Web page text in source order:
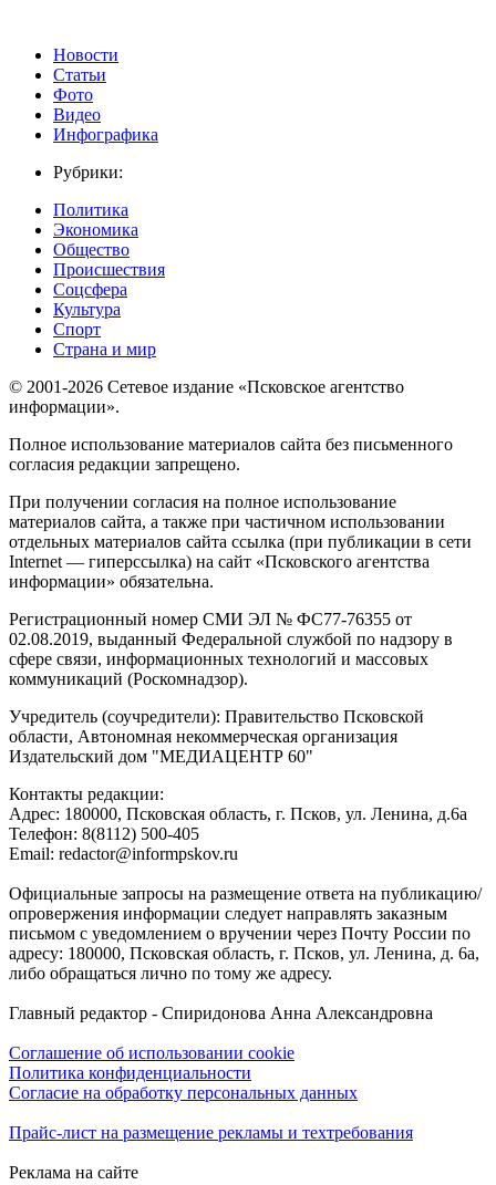
Новости
Статьи
Фото
Видео
Инфографика
Рубрики:
Политика
Экономика
Общество
Происшествия
Соцсфера
Культура
Спорт
Страна и мир
© 2001-2026 Сетевое издание «Псковское агентство
информации».
Полное использование материалов сайта без письменного
согласия редакции запрещено.
При получении согласия на полное использование
материалов сайта, а также при частичном использовании
отдельных материалов сайта ссылка (при публикации в сети
Internet — гиперссылка) на сайт «Псковского агентства
информации» обязательна.
Регистрационный номер СМИ ЭЛ № ФС77-76355 от
02.08.2019, выданный Федеральной службой по надзору в
сфере связи, информационных технологий и массовых
коммуникаций (Роскомнадзор).
Учредитель (соучредители): Правительство Псковской
области, Автономная некоммерческая организация
Издательский дом "МЕДИАЦЕНТР 60"
Контакты редакции:
Адреc: 180000, Псковская область, г. Псков, ул. Ленина, д.6а
Телефон: 8(8112) 500-405
Email: redactor@informpskov.ru
Официальные запросы на размещение ответа на публикацию/
опровержения информации следует направлять заказным
письмом с уведомлением о вручении через Почту России по
адресу: 180000, Псковская область, г. Псков, ул. Ленина, д. 6а,
либо обращаться лично по тому же адресу.
Главный редактор - Спиридонова Анна Александровна
Соглашение об использовании cookie
Политика конфиденциальности
Согласие на обработку персональных данных
Прайс-лист на размещение рекламы и техтребования
Реклама на сайте